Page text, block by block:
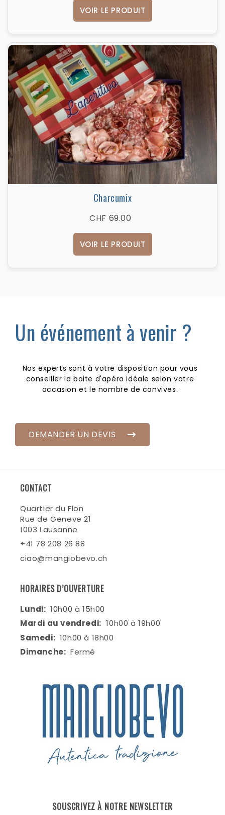
VOIR LE PRODUIT
Charcumix
CHF 69.00
VOIR LE PRODUIT
Un événement à venir ?
Nos experts sont à votre disposition pour vous
conseiller la boite d'apéro idéale selon votre
occasion et le nombre de convives.
DEMANDER UN DEVIS
CONTACT
Quartier du Flon
Rue de Geneve 21
1003 Lausanne
+41 78 208 26 88
ciao@mangiobevo.ch
HORAIRES D’OUVERTURE
Lundi: 10h00 à 15h00
Mardi au vendredi: 10h00 à 19h00
Samedi: 10h00 à 18h00
Dimanche: Fermé
SOUSCRIVEZ À NOTRE NEWSLETTER